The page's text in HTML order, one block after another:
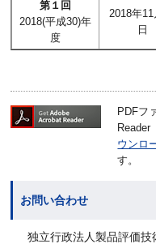
第１回
2018(平成30)年
度
2018年
日
PDFフ
Reader
ウンロ
す。
お問い合わせ
独立行政法人製品評価